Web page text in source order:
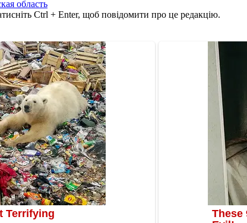
область
Ctrl + Enter, щоб повідомити про це редакцію.